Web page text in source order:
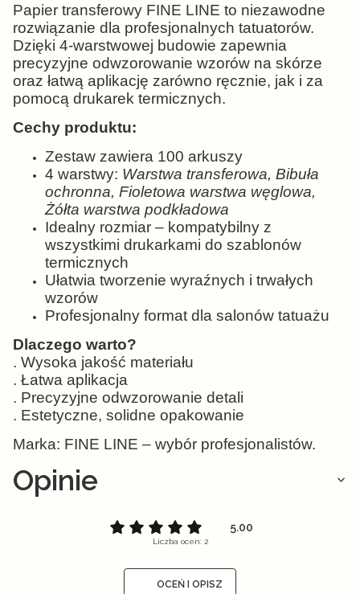
Papier transferowy FINE LINE to niezawodne
rozwiązanie dla profesjonalnych tatuatorów.
Dzięki 4-warstwowej budowie zapewnia
precyzyjne odwzorowanie wzorów na skórze
oraz łatwą aplikację zarówno ręcznie, jak i za
pomocą drukarek termicznych.
Cechy produktu:
Zestaw zawiera 100 arkuszy
4 warstwy: Warstwa transferowa, Bibuła
ochronna, Fioletowa warstwa węglowa,
Żółta warstwa podkładowa
Idealny rozmiar – kompatybilny z
wszystkimi drukarkami do szablonów
termicznych
Ułatwia tworzenie wyraźnych i trwałych
wzorów
Profesjonalny format dla salonów tatuażu
Dlaczego warto?
. Wysoka jakość materiału
. Łatwa aplikacja
. Precyzyjne odwzorowanie detali
. Estetyczne, solidne opakowanie
Marka: FINE LINE – wybór profesjonalistów.
Opinie
5.00
Liczba ocen: 2
OCEŃ I OPISZ